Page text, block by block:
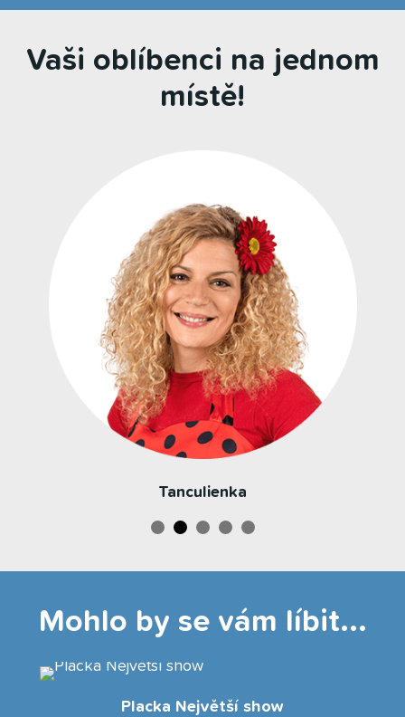
Vaši oblíbenci na jednom
místě!
Tanculienka
Mohlo by se vám líbit...
Placka Největší show